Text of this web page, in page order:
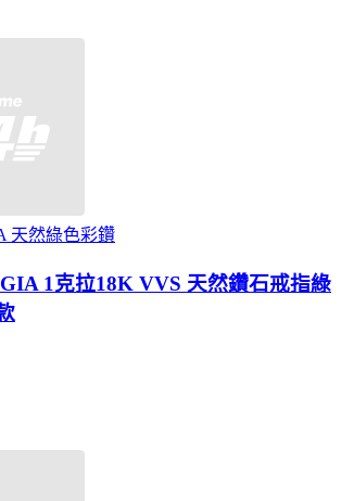
天然綠色彩鑽
1克拉18K VVS 天然鑽石戒指綠